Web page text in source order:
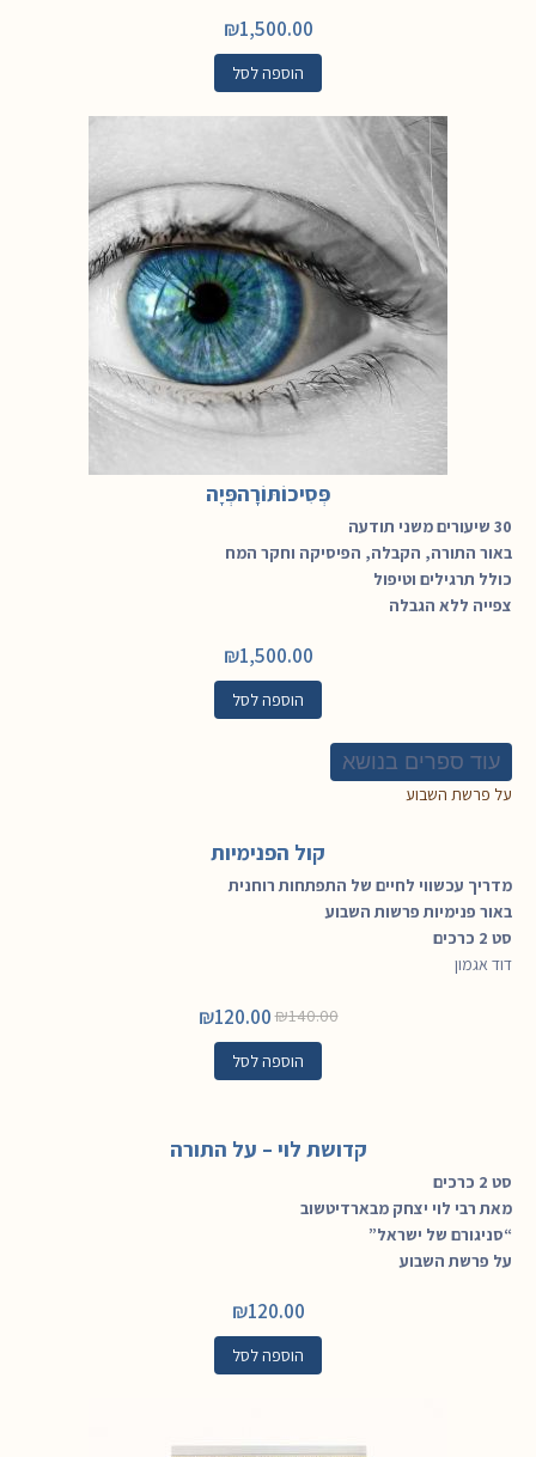
₪1,500.00
הוספה לסל
פְּסִיכוֹתּוֹרָהפְּיָה
30 שיעורים משני תודעה
באור התורה, הקבלה, הפיסיקה וחקר המח
כולל תרגילים וטיפול
צפייה ללא הגבלה
₪1,500.00
הוספה לסל
עוד ספרים בנושא
על פרשת השבוע
קול הפנימיות
מדריך עכשווי לחיים של התפתחות רוחנית
באור פנימיות פרשות השבוע
סט 2 כרכים
דוד אגמון
₪140.00
₪120.00
הוספה לסל
קדושת לוי – על התורה
סט 2 כרכים
מאת רבי לוי יצחק מבארדיטשוב
“סניגורם של ישראל”
על פרשת השבוע
₪120.00
הוספה לסל